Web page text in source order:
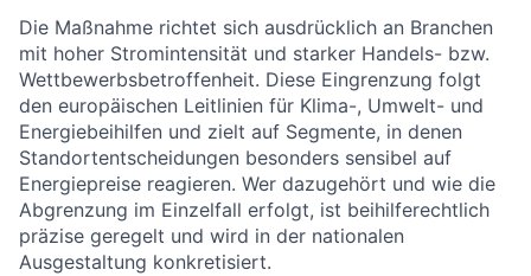
Die Maßnahme richtet sich ausdrücklich an Branchen
mit hoher Stromintensität und starker Handels- bzw.
Wettbewerbsbetroffenheit. Diese Eingrenzung folgt
den europäischen Leitlinien für Klima-, Umwelt- und
Energiebeihilfen und zielt auf Segmente, in denen
Standortentscheidungen besonders sensibel auf
Energiepreise reagieren. Wer dazugehört und wie die
Abgrenzung im Einzelfall erfolgt, ist beihilferechtlich
präzise geregelt und wird in der nationalen
Ausgestaltung konkretisiert.